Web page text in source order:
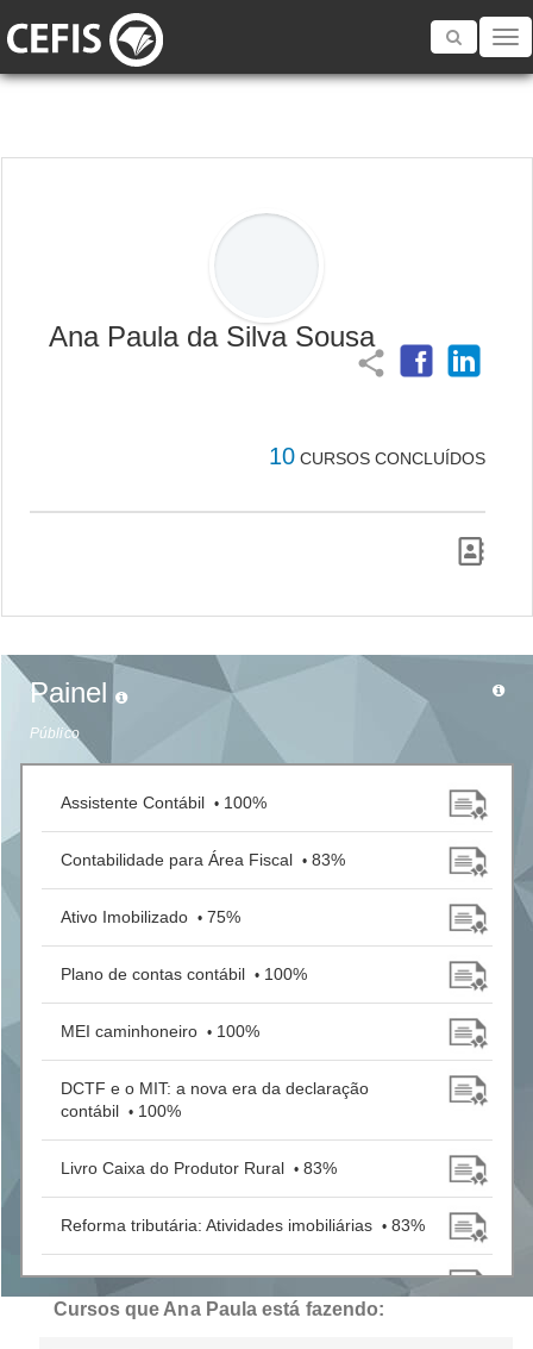
Toggle
Ana Paula da Silva Sousa
share
10 CURSOS CONCLUÍDOS
Painel
Público
Assistente Contábil • 100%
Contabilidade para Área Fiscal • 83%
Ativo Imobilizado • 75%
Plano de contas contábil • 100%
MEI caminhoneiro • 100%
DCTF e o MIT: a nova era da declaração
contábil • 100%
Livro Caixa do Produtor Rural • 83%
Reforma tributária: Atividades imobiliárias • 83%
Carta de Correção Eletrônica 80%
Cursos que Ana Paula está fazendo: